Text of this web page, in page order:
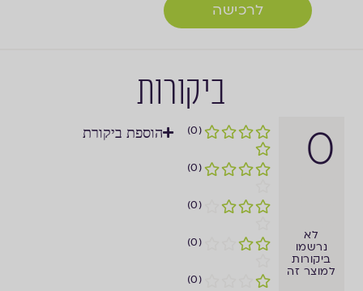
לרכישה
ביקורות
(0)
(0)
(0)
(0)
(0)
0
לא
נרשמו
ביקורות
למוצר זה
הוספת ביקורת